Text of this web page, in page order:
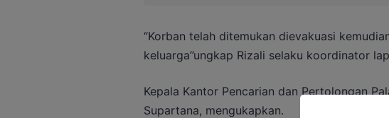
“Korban telah ditemukan dievakuasi
keluarga”ungkap Rizali selaku koordinator
Kepala Kantor Pencarian dan Pertolongan
Supartana, mengukapkan.